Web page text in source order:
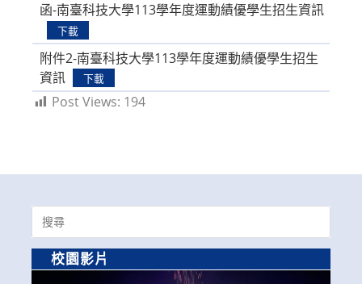
函-南臺科技大學113學年度運動績優學生招生資訊
下載
附件2-南臺科技大學113學年度運動績優學生招生
資訊
下載
Post Views: 194
Search
for:
校園影片